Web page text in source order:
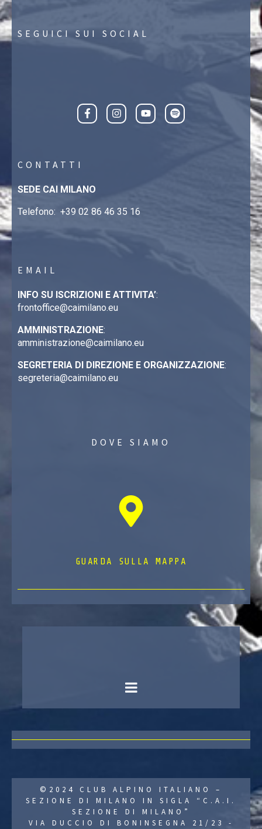
SEGUICI SUI SOCIAL
CONTATTI
SEDE CAI MILANO
Telefono: +39 02 86 46 35 16
EMAIL
INFO SU ISCRIZIONI E ATTIVITA’:
frontoffice@caimilano.eu
AMMINISTRAZIONE:
amministrazione@caimilano.eu
SEGRETERIA DI DIREZIONE E ORGANIZZAZIONE:
segreteria@caimilano.eu
DOVE SIAMO
GUARDA SULLA MAPPA
©2024 CLUB ALPINO ITALIANO –
SEZIONE DI MILANO IN SIGLA “C.A.I.
SEZIONE DI MILANO”
VIA DUCCIO DI BONINSEGNA 21/23 -